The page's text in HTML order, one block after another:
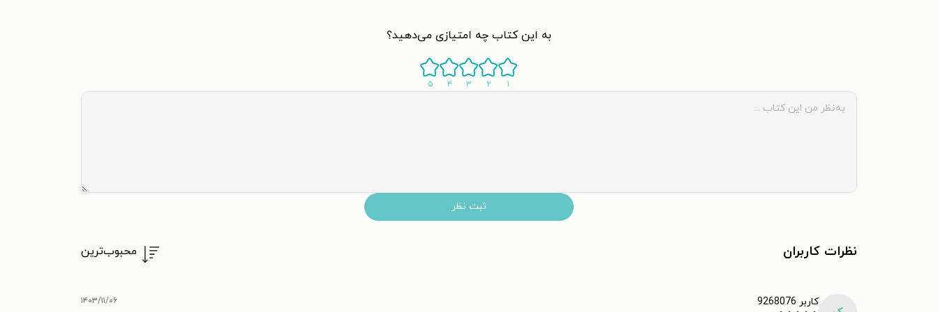
به این کتاب چه امتیازی می‌دهید؟
۱ ۲ ۳ ۴ ۵
ثبت نظر
نظرات کاربران محبوب‌ترین
کاربر 9268076 ۱۴۰۳/۱۱/۰۶